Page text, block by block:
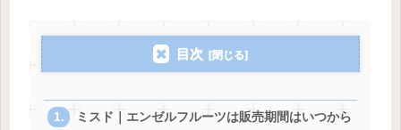
目次
ミスド｜エンゼルフルーツは販売期間はいつから